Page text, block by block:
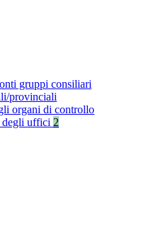
gruppi consiliari
provinciali
organi di controllo
uffici 2